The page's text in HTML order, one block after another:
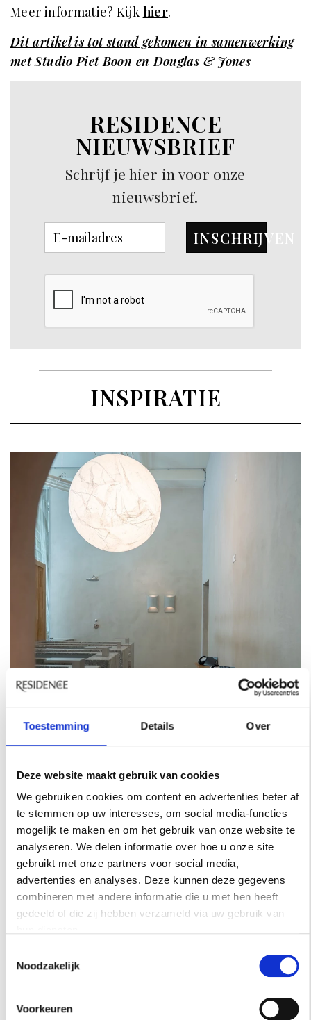
Toestemming Details Over
Deze website maakt gebruik van cookies
We gebruiken cookies om content en advertenties beter af
te stemmen op uw interesses, om social media-functies
mogelijk te maken en om het gebruik van onze website te
analyseren. We delen informatie over hoe u onze site
gebruikt met onze partners voor social media,
advertenties en analyses. Deze kunnen deze gegevens
combineren met andere informatie die u met hen heeft
gedeeld of die zij hebben verzameld via uw gebruik van
Noodzakelijk
Voorkeuren
Meer informatie? Kijk hier.
Dit artikel is tot stand gekomen in samenwerking
met Studio Piet Boon en Douglas & Jones
RESIDENCE
NIEUWSBRIEF
Schrijf je hier in voor onze
nieuwsbrief.
INSCHRIJVEN
INSPIRATIE
STAP BINNEN BIJ DE MOOISTE
SCHOONHEIDSSALONS VAN AMSTERDAM
Vier schoonheidssalons in Amsterdam waar je niet
alleen voor de behandeling komt, maar ook voor het
interieur. Ontdek de mooiste beautyplekken van de
stad.